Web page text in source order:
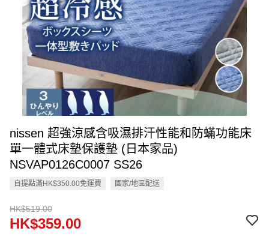
nissen 超強涼感含吸濕排汗性能和防蟎功能床
單一體式床墊保護墊 (日本家品)
NSVAP0126C0007 SS26
自提點滿HK$350.00免運費 國家/地區配送
HK$519.00
HK$359.00